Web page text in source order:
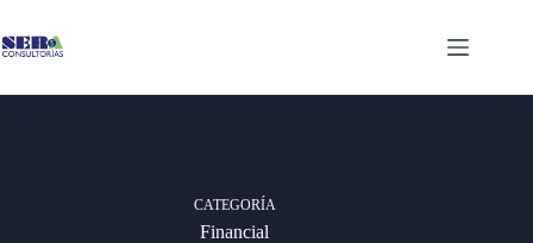
contenido
CATEGORÍA
Financial